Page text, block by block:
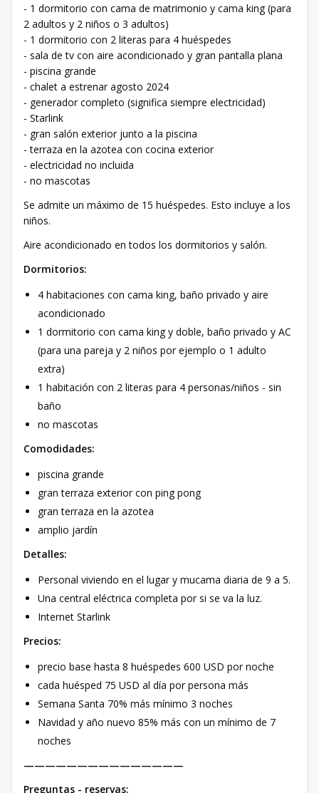
- 1 dormitorio con cama de matrimonio y cama king (para
2 adultos y 2 niños o 3 adultos)
- 1 dormitorio con 2 literas para 4 huéspedes
- sala de tv con aire acondicionado y gran pantalla plana
- piscina grande
- chalet a estrenar agosto 2024
- generador completo (significa siempre electricidad)
- Starlink
- gran salón exterior junto a la piscina
- terraza en la azotea con cocina exterior
- electricidad no incluida
- no mascotas
Se admite un máximo de 15 huéspedes. Esto incluye a los
niños.
Aire acondicionado en todos los dormitorios y salón.
Dormitorios:
4 habitaciones con cama king, baño privado y aire
acondicionado
1 dormitorio con cama king y doble, baño privado y AC
(para una pareja y 2 niños por ejemplo o 1 adulto
extra)
1 habitación con 2 literas para 4 personas/niños - sin
baño
no mascotas
Comodidades:
piscina grande
gran terraza exterior con ping pong
gran terraza en la azotea
amplio jardín
Detalles:
Personal viviendo en el lugar y mucama diaria de 9 a 5.
Una central eléctrica completa por si se va la luz.
Internet Starlink
Precios:
precio base hasta 8 huéspedes 600 USD por noche
cada huésped 75 USD al día por persona más
Semana Santa 70% más mínimo 3 noches
Navidad y año nuevo 85% más con un mínimo de 7
noches
———————————————
Preguntas - reservas: